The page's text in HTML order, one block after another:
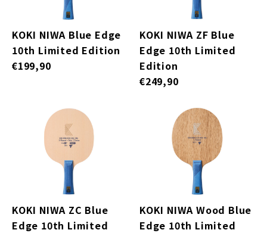
KOKI NIWA Blue Edge
10th Limited Edition
€199,90
KOKI NIWA ZF Blue
Edge 10th Limited
Edition
€249,90
KOKI NIWA ZC Blue
Edge 10th Limited
KOKI NIWA Wood Blue
Edge 10th Limited